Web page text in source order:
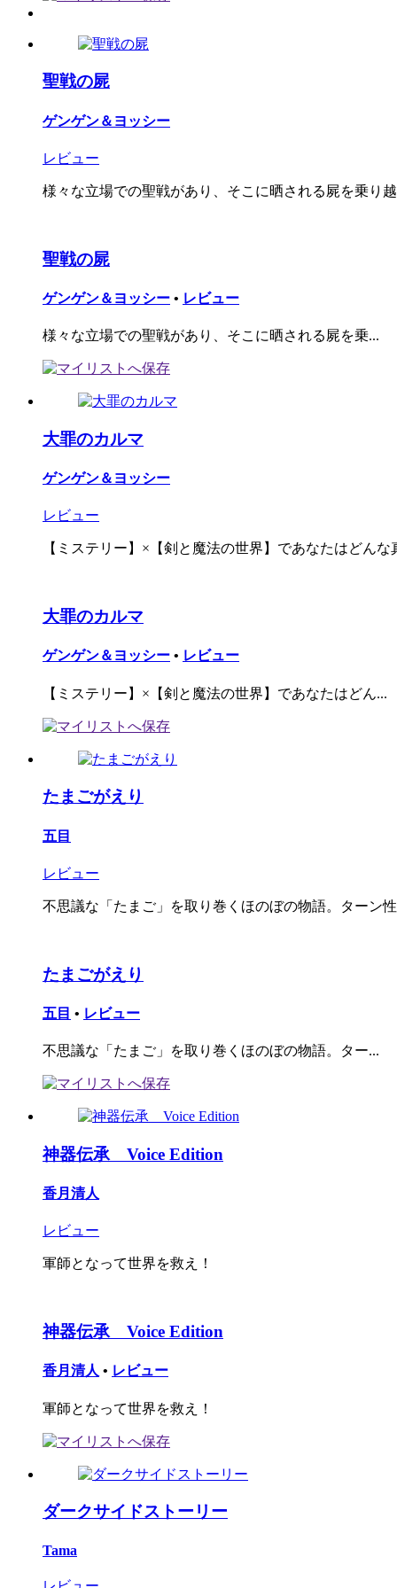
聖戦の屍
ゲンゲン＆ヨッシー
レビュー
様々な立場での聖戦があり、そこに晒される屍を乗り
聖戦の屍
ゲンゲン＆ヨッシー • レビュー
様々な立場での聖戦があり、そこに晒される屍を乗...
大罪のカルマ
ゲンゲン＆ヨッシー
レビュー
【ミステリー】×【剣と魔法の世界】であなたはどんな
大罪のカルマ
ゲンゲン＆ヨッシー • レビュー
【ミステリー】×【剣と魔法の世界】であなたはどん...
たまごがえり
五目
レビュー
不思議な「たまご」を取り巻くほのぼの物語。ターン
たまごがえり
五目 • レビュー
不思議な「たまご」を取り巻くほのぼの物語。ター...
神器伝承 Voice Edition
香月清人
レビュー
軍師となって世界を救え！
神器伝承 Voice Edition
香月清人 • レビュー
軍師となって世界を救え！
ダークサイドストーリー
Tama